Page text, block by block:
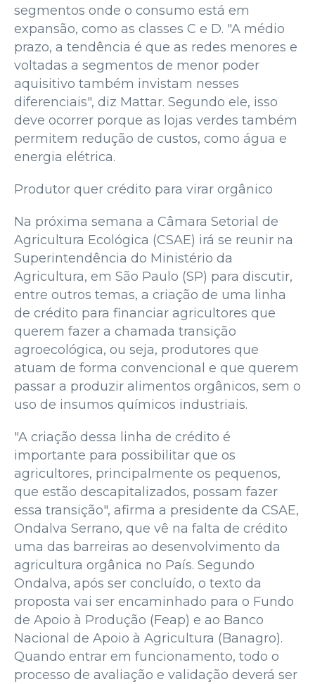
segmentos onde o consumo está em
expansão, como as classes C e D. "A médio
prazo, a tendência é que as redes menores e
voltadas a segmentos de menor poder
aquisitivo também invistam nesses
diferenciais", diz Mattar. Segundo ele, isso
deve ocorrer porque as lojas verdes também
permitem redução de custos, como água e
energia elétrica.
Produtor quer crédito para virar orgânico
Na próxima semana a Câmara Setorial de
Agricultura Ecológica (CSAE) irá se reunir na
Superintendência do Ministério da
Agricultura, em São Paulo (SP) para discutir,
entre outros temas, a criação de uma linha
de crédito para financiar agricultores que
querem fazer a chamada transição
agroecológica, ou seja, produtores que
atuam de forma convencional e que querem
passar a produzir alimentos orgânicos, sem o
uso de insumos químicos industriais.
"A criação dessa linha de crédito é
importante para possibilitar que os
agricultores, principalmente os pequenos,
que estão descapitalizados, possam fazer
essa transição", afirma a presidente da CSAE,
Ondalva Serrano, que vê na falta de crédito
uma das barreiras ao desenvolvimento da
agricultura orgânica no País. Segundo
Ondalva, após ser concluído, o texto da
proposta vai ser encaminhado para o Fundo
de Apoio à Produção (Feap) e ao Banco
Nacional de Apoio à Agricultura (Banagro).
Quando entrar em funcionamento, todo o
processo de avaliação e validação deverá ser